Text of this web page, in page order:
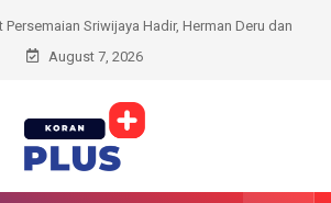
Kantah Prabumulih Ajak Camat dan Lurah
Administrasi Pertanahan
August 7, 2026